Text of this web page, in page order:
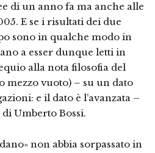
di un anno fa ma anche alle
E se i risultati dei due
sono in qualche modo in
a esser dunque letti in
alla nota filosofia del
mezzo vuoto) – su un dato
e il dato è l’avanzata –
Umberto Bossi.
non abbia sorpassato in